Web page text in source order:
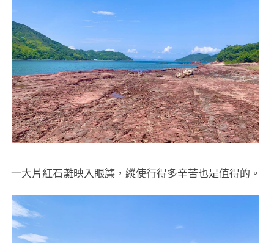
一大片紅石灘映入眼簾，縱使行得多辛苦也是值得的。